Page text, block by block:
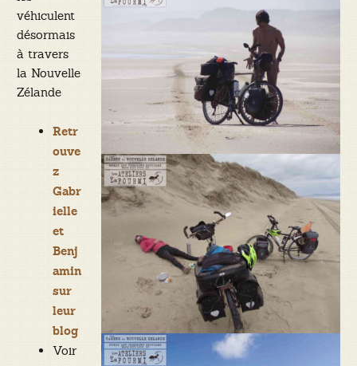
véhiculent
désormais
à travers
la Nouvelle
Zélande
Retr
ouve
z
Gabr
ielle
et
Benj
amin
sur
leur
blog
Voir